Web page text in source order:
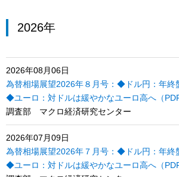
2026年
2026年08月06日
為替相場展望2026年８月号：◆ドル円：年終
◆ユーロ：対ドルは緩やかなユーロ高へ（
調査部 マクロ経済研究センター
2026年07月09日
為替相場展望2026年７月号：◆ドル円：年終
◆ユーロ：対ドルは緩やかなユーロ高へ（